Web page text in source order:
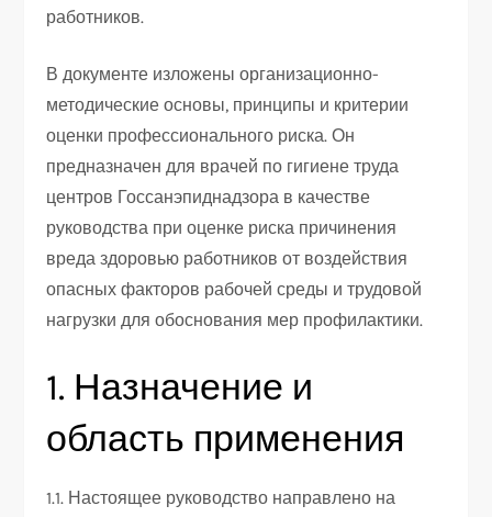
работников.
В документе изложены организационно-
методические основы, принципы и критерии
оценки профессионального риска. Он
предназначен для врачей по гигиене труда
центров Госсанэпиднадзора в качестве
руководства при оценке риска причинения
вреда здоровью работников от воздействия
опасных факторов рабочей среды и трудовой
нагрузки для обоснования мер профилактики.
1. Назначение и
область применения
1.1. Настоящее руководство направлено на